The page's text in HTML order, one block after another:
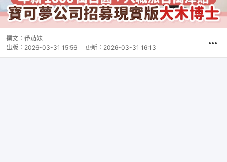
撰文： 番茄妹
出版： 2026-03-31 15:56 更新： 2026-03-31 16:13